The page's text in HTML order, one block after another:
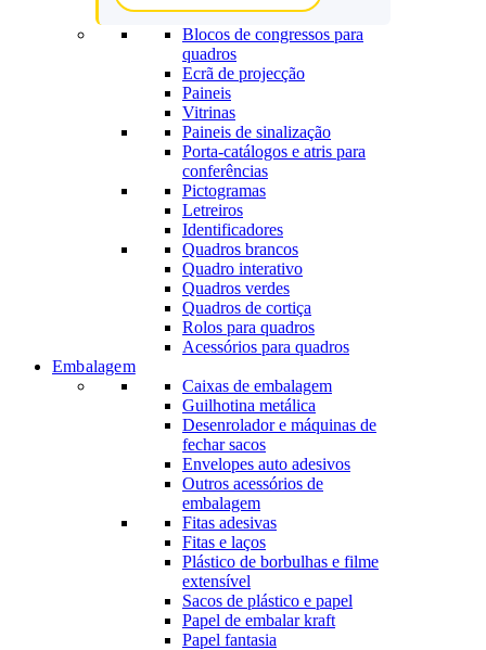
Blocos de congressos para
quadros
Ecrã de projecção
Paineis
Vitrinas
Paineis de sinalização
Porta-catálogos e atris para
conferências
Pictogramas
Letreiros
Identificadores
Quadros brancos
Quadro interativo
Quadros verdes
Quadros de cortiça
Rolos para quadros
Acessórios para quadros
Embalagem
Caixas de embalagem
Guilhotina metálica
Desenrolador e máquinas de
fechar sacos
Envelopes auto adesivos
Outros acessórios de
embalagem
Fitas adesivas
Fitas e laços
Plástico de borbulhas e filme
extensível
Sacos de plástico e papel
Papel de embalar kraft
Papel fantasia